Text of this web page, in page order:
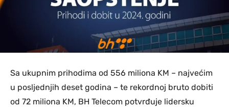
Sa ukupnim prihodima od 556 miliona KM – najvećim
u posljednjih deset godina – te rekordnoj bruto dobiti
od 72 miliona KM, BH Telecom potvrđuje lidersku